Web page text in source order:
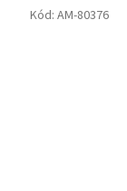
Kód: AM-80376